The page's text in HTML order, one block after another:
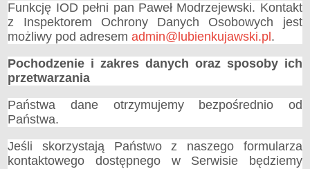
Lobbing
Zgłoszone zgromadzenia publiczne
PRAWO LOKALNE
Statut
Uchwały
Nagrania z Sesji Rady Miejskiej
Opłaty i podatki
Zagospodarowanie przestrzenne
Dane przestrzenne dla aktów planowania przestrzennego
Funkcję IOD pełni pan Paweł Modrzejewski. Kontakt
z Inspektorem Ochrony Danych Osobowych jest
możliwy pod adresemadmin@lubienkujawski.pl .
Pochodzenie i zakres danych oraz sposoby ich
przetwarzania
Państwa dane otrzymujemy bezpośrednio od
Państwa.
Jeśli skorzystają Państwo z naszego formularza
kontaktowego dostępnego w Serwisie będziemy